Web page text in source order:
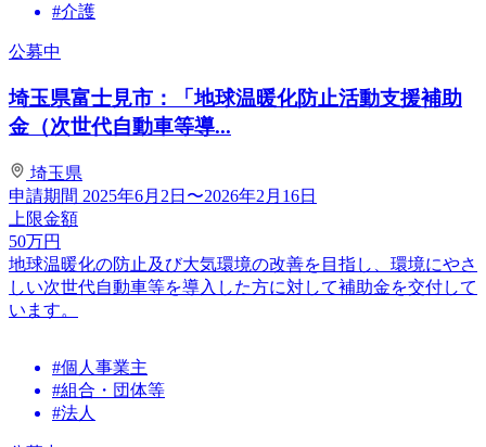
#介護
公募中
埼玉県富士見市：「地球温暖化防止活動支援補助
金（次世代自動車等導...
埼玉県
申請期間 2025年6月2日〜2026年2月16日
上限金額
50万円
地球温暖化の防止及び大気環境の改善を目指し、環境にやさ
しい次世代自動車等を導入した方に対して補助金を交付して
います。
#個人事業主
#組合・団体等
#法人